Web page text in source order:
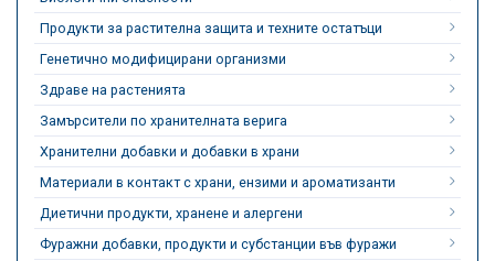
Продукти за растителна защита и техните остатъци
Генетично модифицирани организми
Здраве на растенията
Замърсители по хранителната верига
Хранителни добавки и добавки в храни
Материали в контакт с храни, ензими и ароматизанти
Диетични продукти, хранене и алергени
Фуражни добавки, продукти и субстанции във фуражи